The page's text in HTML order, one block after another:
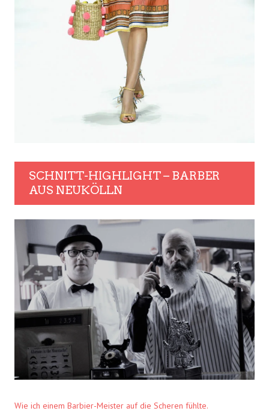
SCHNITT-HIGHLIGHT – BARBER
AUS NEUKÖLLN
Wie ich einem Barbier-Meister auf die Scheren fühlte.